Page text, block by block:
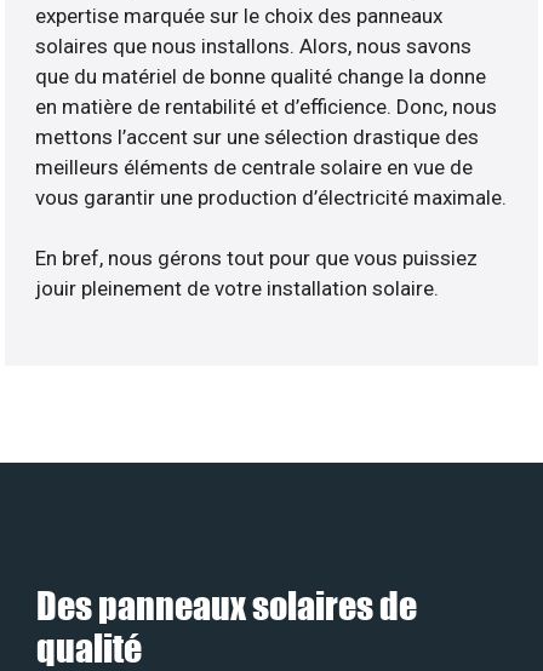
expertise marquée sur le choix des panneaux
solaires que nous installons. Alors, nous savons
que du matériel de bonne qualité change la donne
en matière de rentabilité et d’efficience. Donc, nous
mettons l’accent sur une sélection drastique des
meilleurs éléments de centrale solaire en vue de
vous garantir une production d’électricité maximale.
En bref, nous gérons tout pour que vous puissiez
jouir pleinement de votre installation solaire.
Des panneaux solaires de
qualité